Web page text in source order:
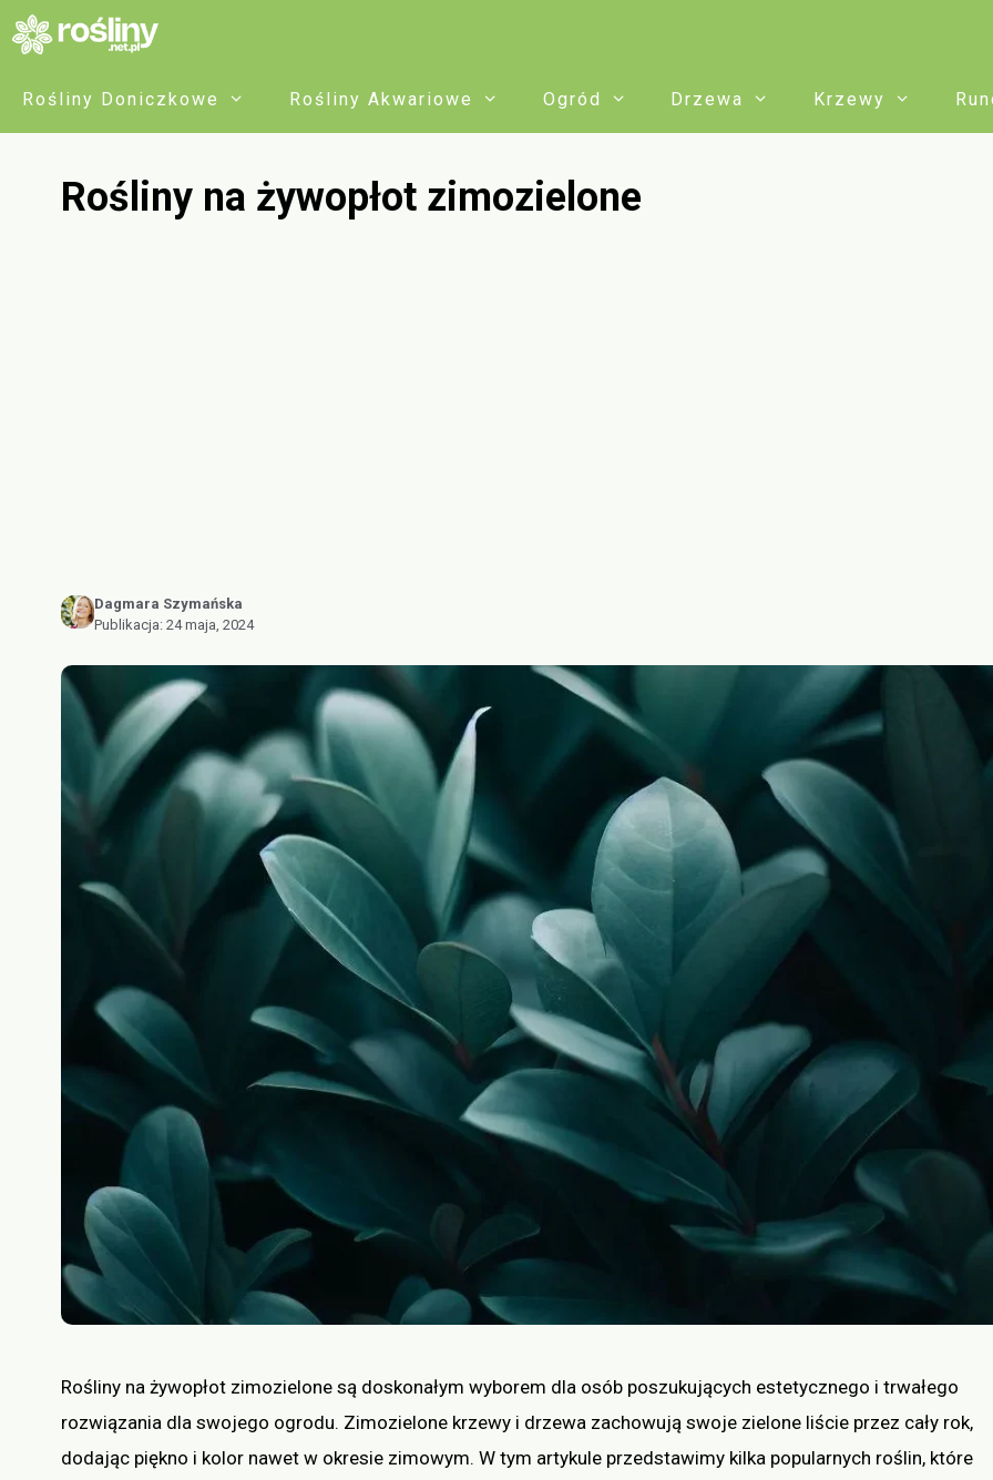
Przejdź
do
treściRośliny Doniczkowe Rośliny Akwariowe Ogród Drzewa Krzewy
Rośliny na żywopłot zimozielone
Dagmara Szymańska
Publikacja: 24 maja, 2024
Rośliny na żywopłot zimozielone są doskonałym wyborem dla osób poszukujących estetycznego i trwałego
rozwiązania dla swojego ogrodu. Zimozielone krzewy i drzewa zachowują swoje zielone liście przez cały rok,
dodając piękno i kolor nawet w okresie zimowym. W tym artykule przedstawimy kilka popularnych roślin, które